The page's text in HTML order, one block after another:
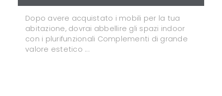
Dopo avere acquistato i mobili per la tua
abitazione, dovrai abbellire gli spazi indoor
con i plurifunzionali Complementi di grande
valore estetico ...